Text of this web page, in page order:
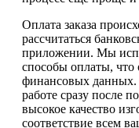
Оплата заказа
рассчитаться
приложении. Мы
способы оплаты, что
финансовых
работе сразу после
высокое качество
соответствие всем